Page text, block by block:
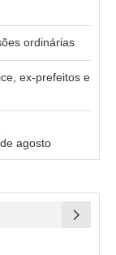
ordinárias
ex-prefeitos e
agosto